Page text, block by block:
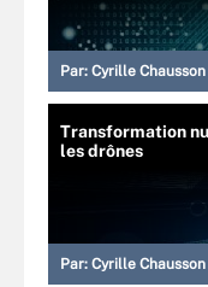
Par: Cyrille Chausson
Transformation
les drônes
Par: Cyrille Chausson